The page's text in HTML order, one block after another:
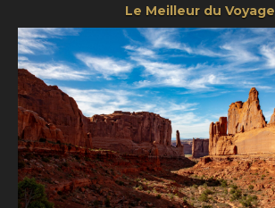
Le Meilleur du Voyage